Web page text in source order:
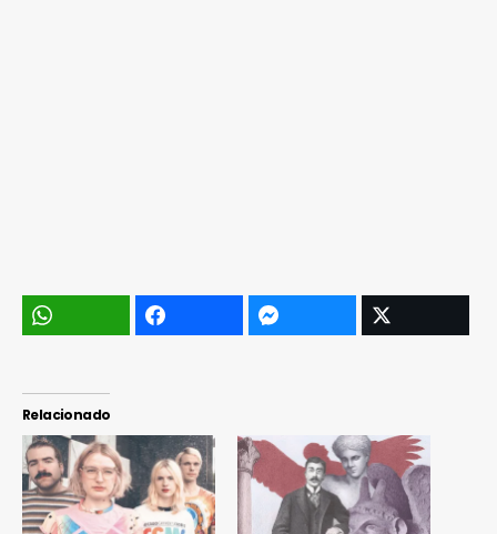
Relacionado